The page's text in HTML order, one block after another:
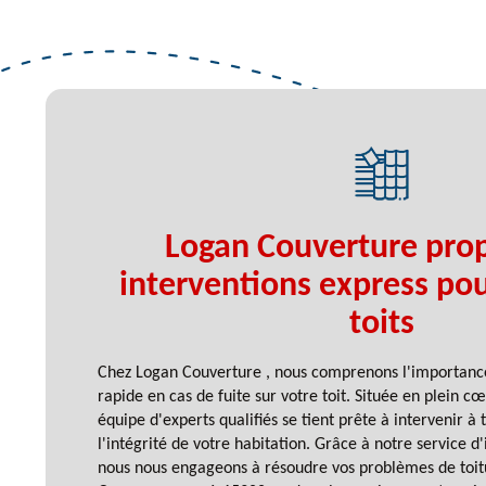
Logan Couverture
interventions express
toits
Chez Logan Couverture , nous comprenons
rapide en cas de fuite sur votre toit. Située en plein
équipe d'experts qualifiés se tient prête à intervenir à
l'intégrité de votre habitation. Grâce à notre service
nous nous engageons à résoudre vos problèmes de